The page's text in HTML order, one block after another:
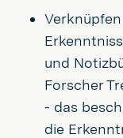
und
Forscher
- das
die